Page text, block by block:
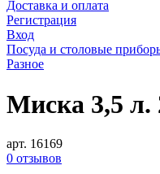
Доставка и оплата
Регистрация
Вход
Посуда и столовые
Разное
Миска 3,5 л.
арт. 16169
0 отзывов